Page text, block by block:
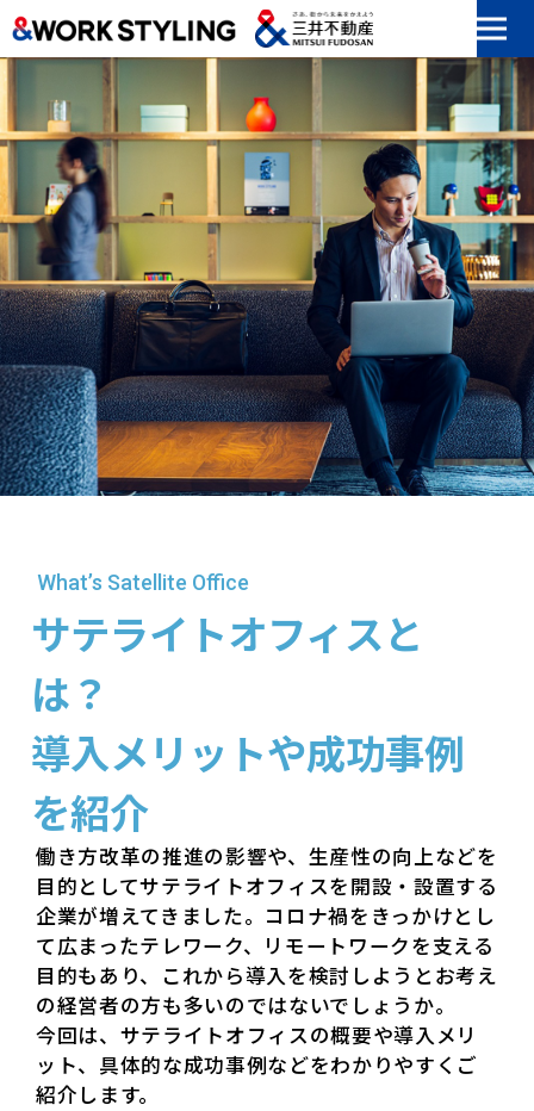
本文へ移動
What’s Satellite Office
サテライトオフィスと
は？
導入メリットや成功事例
を紹介
働き方改革の推進の影響や、生産性の向上などを
目的としてサテライトオフィスを開設・設置する
企業が増えてきました。コロナ禍をきっかけとし
て広まったテレワーク、リモートワークを支える
目的もあり、これから導入を検討しようとお考え
の経営者の方も多いのではないでしょうか。
今回は、サテライトオフィスの概要や導入メリ
ット、具体的な成功事例などをわかりやすくご
紹介します。